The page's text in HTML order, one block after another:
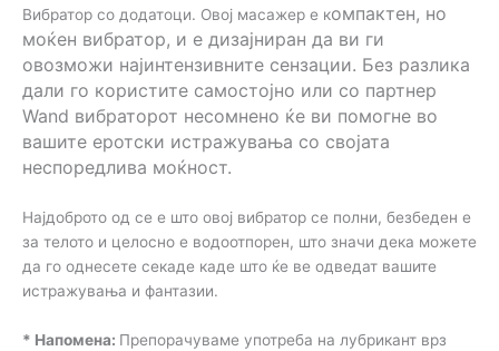
Вибратор со додатоци. Овој масажер е компактен, но
моќен вибратор, и е дизајниран да ви ги
овозможи најинтензивните сензации. Без разлика
дали го користите самостојно или со партнер
Wand вибраторот несомнено ќе ви помогне во
вашите еротски истражувања со својата
неспоредлива моќност.
Најдоброто од се е што овој вибратор се полни, безбеден е
за телото и целосно е водоотпорен, што значи дека можете
да го однесете секаде каде што ќе ве одведат вашите
истражувања и фантазии.
* Напомена: Препорачуваме употреба на лубрикант врз